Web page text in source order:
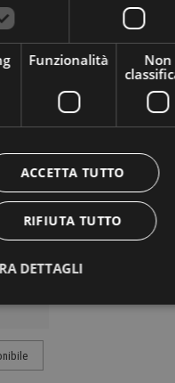
CONTATTACI PER SAPERE DI PIÙ
AGGIUNGI AL CARRELLO
Funzionalità
Non
ACCETTA TUTTO
RIFIUTA TUTTO
DETTAGLI